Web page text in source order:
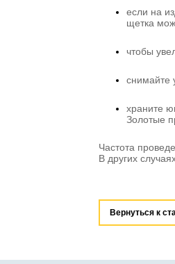
если на
щетка
чтобы
снимайте
храните
Золотые
Частота
В других
Вернуться к